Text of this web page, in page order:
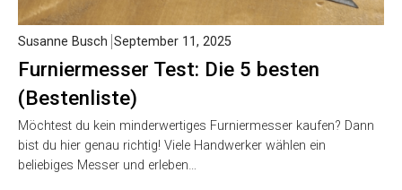
Furniermesser Test: Die 5 besten
(Bestenliste)
Susanne Busch September 11, 2025
Möchtest du kein minderwertiges Furniermesser kaufen? Dann
bist du hier genau richtig! Viele Handwerker wählen ein
beliebiges Messer und erleben…